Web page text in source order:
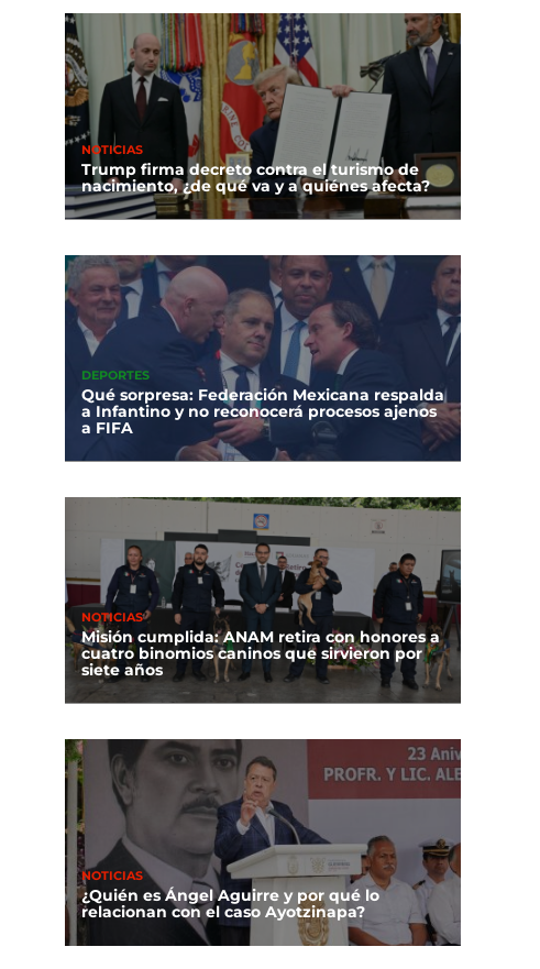
NOTICIAS
Trump firma decreto contra el turismo de
nacimiento, ¿de qué va y a quiénes afecta?
DEPORTES
Qué sorpresa: Federación Mexicana respalda
a Infantino y no reconocerá procesos ajenos
a FIFA
NOTICIAS
Misión cumplida: ANAM retira con honores a
cuatro binomios caninos que sirvieron por
siete años
NOTICIAS
¿Quién es Ángel Aguirre y por qué lo
relacionan con el caso Ayotzinapa?